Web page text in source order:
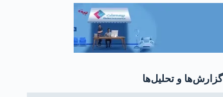
گزارش‌ها و تحلیل‌ها